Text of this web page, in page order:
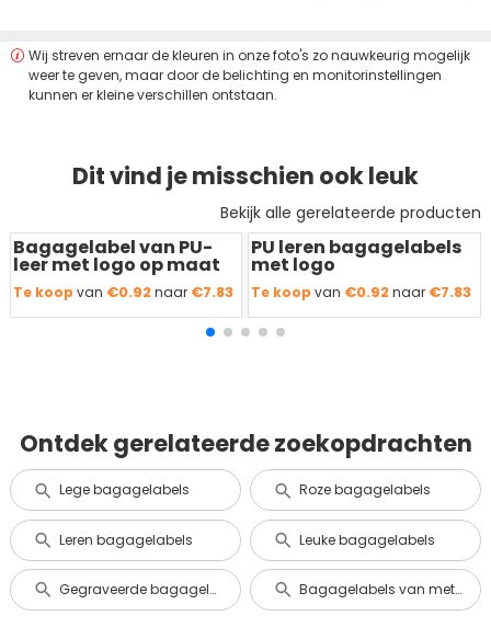
Wij streven ernaar de kleuren in onze foto's zo nauwkeurig mogelijk
weer te geven, maar door de belichting en monitorinstellingen
kunnen er kleine verschillen ontstaan.
Dit vind je misschien ook leuk
Bekijk alle gerelateerde producten
Redden50 %
Bagagelabel van PU-
leer met logo op maat
Te koop van €0.92naar €7.83
Redden50 %
PU leren bagagelabels
met logo
Te koop van €0.92naar €7.83
Ontdek gerelateerde zoekopdrachten
Lege bagagelabels Roze bagagelabels
Leren bagagelabels Leuke bagagelabels
Gegraveerde bagagelabels Bagagelabels van metaal en aluminium